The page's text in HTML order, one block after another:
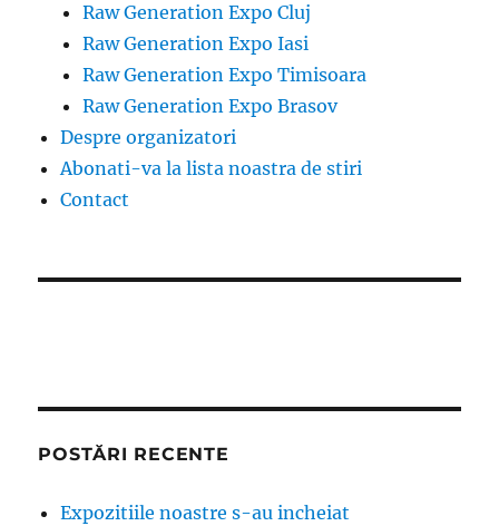
Raw Generation Expo Cluj
Raw Generation Expo Iasi
Raw Generation Expo Timisoara
Raw Generation Expo Brasov
Despre organizatori
Abonati-va la lista noastra de stiri
Contact
POSTĂRI RECENTE
Expozitiile noastre s-au incheiat